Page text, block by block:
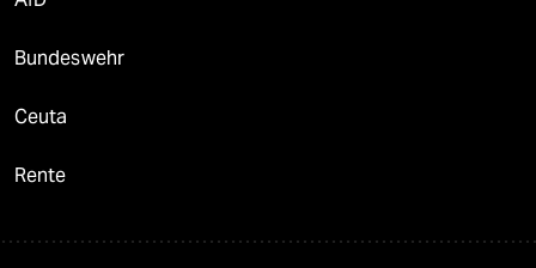
Bundeswehr
Ceuta
Rente